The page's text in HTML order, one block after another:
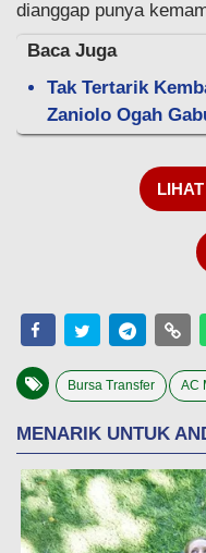
dianggap punya
Baca Juga
Tak Tertarik
Zaniolo Ogah
Bursa Transfer AC